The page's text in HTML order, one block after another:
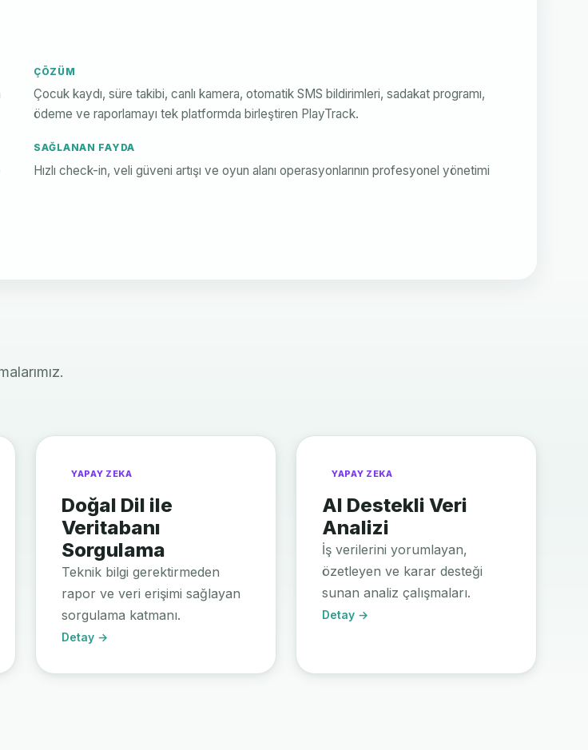
ÇÖZÜM
Çocuk kaydı, süre takibi, canlı kamera, otomatik SMS bildirimleri, sadakat programı,
ödeme ve raporlamayı tek platformda birleştiren PlayTrack.
SAĞLANAN FAYDA
Hızlı check-in, veli güveni artışı ve oyun alanı operasyonlarının profesyonel yönetimi
YAPAY ZEKA
Doğal Dil ile
Veritabanı
Sorgulama
Teknik bilgi gerektirmeden
rapor ve veri erişimi sağlayan
sorgulama katmanı.
Detay →
YAPAY ZEKA
AI Destekli Veri
Analizi
İş verilerini yorumlayan,
özetleyen ve karar desteği
sunan analiz çalışmaları.
Detay →